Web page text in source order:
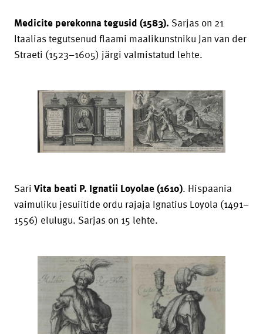
Medicite perekonna tegusid (1583). Sarjas on 21
Itaalias tegutsenud flaami maalikunstniku Jan van der
Straeti (1523–1605) järgi valmistatud lehte.
SariVita beati P. Ignatii Loyolae (1610). Hispaania
vaimuliku jesuiitide ordu rajaja Ignatius Loyola (1491–
1556) elulugu. Sarjas on 15 lehte.